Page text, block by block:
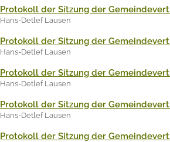
Protokoll der Sitzung der
Hans-Detlef Lausen
Protokoll der Sitzung der
Hans-Detlef Lausen
Protokoll der Sitzung der
Hans-Detlef Lausen
Protokoll der Sitzung der
Hans-Detlef Lausen
Protokoll der Sitzung der